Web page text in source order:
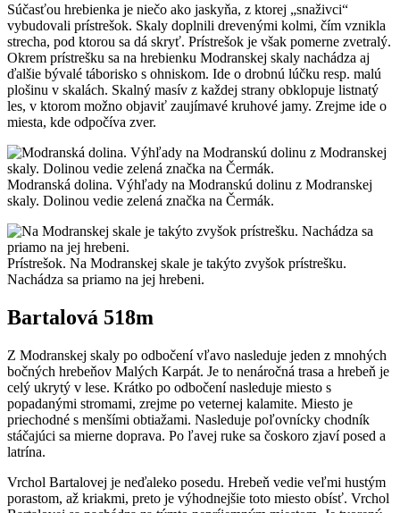
Súčasťou hrebienka je niečo ako jaskyňa, z ktorej „snaživci“
vybudovali prístrešok. Skaly doplnili drevenými kolmi, čím vznikla
strecha, pod ktorou sa dá skryť. Prístrešok je však pomerne zvetralý.
Okrem prístrešku sa na hrebienku Modranskej skaly nachádza aj
ďalšie bývalé táborisko s ohniskom. Ide o drobnú lúčku resp. malú
plošinu v skalách. Skalný masív z každej strany obklopuje listnatý
les, v ktorom možno objaviť zaujímavé kruhové jamy. Zrejme ide o
miesta, kde odpočíva zver.
Modranská dolina. Výhľady na Modranskú dolinu z Modranskej
skaly. Dolinou vedie zelená značka na Čermák.
Prístrešok. Na Modranskej skale je takýto zvyšok prístrešku.
Nachádza sa priamo na jej hrebeni.
Bartalová 518m
Z Modranskej skaly po odbočení vľavo nasleduje jeden z mnohých
bočných hrebeňov Malých Karpát. Je to nenáročná trasa a hrebeň je
celý ukrytý v lese. Krátko po odbočení nasleduje miesto s
popadanými stromami, zrejme po veternej kalamite. Miesto je
priechodné s menšími obtiažami. Nasleduje poľovnícky chodník
stáčajúci sa mierne doprava. Po ľavej ruke sa čoskoro zjaví posed a
latrína.
Vrchol Bartalovej je neďaleko posedu. Hrebeň vedie veľmi hustým
porastom, až kriakmi, preto je výhodnejšie toto miesto obísť. Vrchol